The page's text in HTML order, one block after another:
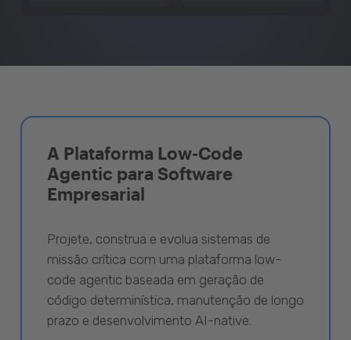
A Plataforma Low-Code
Agentic para Software
Empresarial
Projete, construa e evolua sistemas de
missão crítica com uma plataforma low-
code agentic baseada em geração de
código determinística, manutenção de longo
prazo e desenvolvimento AI-native.